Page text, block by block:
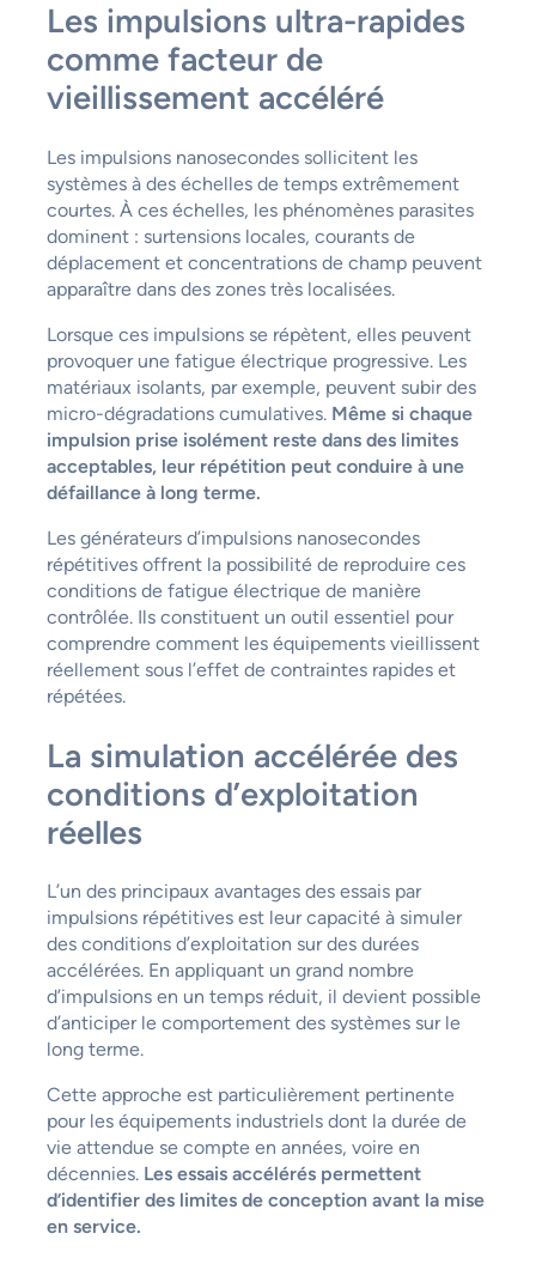
Les impulsions ultra-rapides
comme facteur de
vieillissement accéléré
Les impulsions nanosecondes sollicitent les
systèmes à des échelles de temps extrêmement
courtes. À ces échelles, les phénomènes parasites
dominent : surtensions locales, courants de
déplacement et concentrations de champ peuvent
apparaître dans des zones très localisées.
Lorsque ces impulsions se répètent, elles peuvent
provoquer une fatigue électrique progressive. Les
matériaux isolants, par exemple, peuvent subir des
micro-dégradations cumulatives. Même si chaque
impulsion prise isolément reste dans des limites
acceptables, leur répétition peut conduire à une
défaillance à long terme.
Les générateurs d’impulsions nanosecondes
répétitives offrent la possibilité de reproduire ces
conditions de fatigue électrique de manière
contrôlée. Ils constituent un outil essentiel pour
comprendre comment les équipements vieillissent
réellement sous l’effet de contraintes rapides et
répétées.
La simulation accélérée des
conditions d’exploitation
réelles
L’un des principaux avantages des essais par
impulsions répétitives est leur capacité à simuler
des conditions d’exploitation sur des durées
accélérées. En appliquant un grand nombre
d’impulsions en un temps réduit, il devient possible
d’anticiper le comportement des systèmes sur le
long terme.
Cette approche est particulièrement pertinente
pour les équipements industriels dont la durée de
vie attendue se compte en années, voire en
décennies. Les essais accélérés permettent
d’identifier des limites de conception avant la mise
en service.